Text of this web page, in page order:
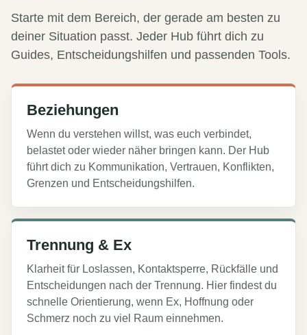
Starte mit dem Bereich, der gerade am besten zu
deiner Situation passt. Jeder Hub führt dich zu
Guides, Entscheidungshilfen und passenden Tools.
Beziehungen
Wenn du verstehen willst, was euch verbindet,
belastet oder wieder näher bringen kann. Der Hub
führt dich zu Kommunikation, Vertrauen, Konflikten,
Grenzen und Entscheidungshilfen.
Trennung & Ex
Klarheit für Loslassen, Kontaktsperre, Rückfälle und
Entscheidungen nach der Trennung. Hier findest du
schnelle Orientierung, wenn Ex, Hoffnung oder
Schmerz noch zu viel Raum einnehmen.